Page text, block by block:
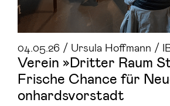
04.05.26 / Ursula Hoffmann /
Ver­ein »Drit­ter Raum
Fri­sche Chan­ce für
on­hards­vor­stadt